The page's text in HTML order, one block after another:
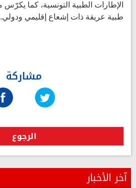
الإطارات الطبية التونسية، كما
طبية عريقة ذات إشعاع إقليمي ودولي.
مشاركة
الرجوع
آخر الأخبار